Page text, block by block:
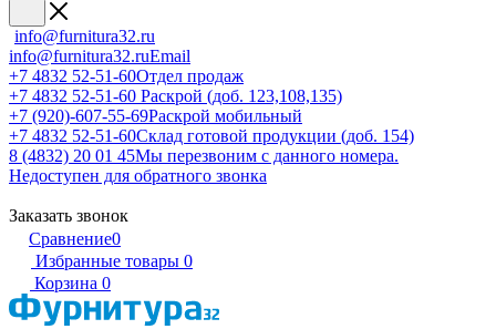
info@furnitura32.ru
info@furnitura32.ruEmail
+7 4832 52-51-60Отдел продаж
+7 4832 52-51-60 Раскрой (доб. 123,108,135)
+7 (920)-607-55-69Раскрой мобильный
+7 4832 52-51-60Склад готовой продукции (доб. 154)
8 (4832) 20 01 45Мы перезвоним с данного номера.
Недоступен для обратного звонка
Заказать звонок
Сравнение0
Избранные товары 0
Корзина 0